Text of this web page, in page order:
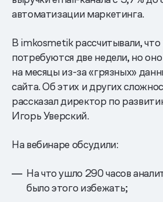
автоматизации маркетинга.
В imkosmetik рассчитывали, что
потребуются две недели, но
на месяцы из-за «грязных»
сайта. Об этих и других
рассказал директор по
Игорь Уверский.
На вебинаре обсудили:
На что ушло 290 часов
было этого избежать;